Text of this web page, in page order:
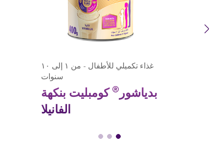
Previous
غذاء تكميلي للأطفال - من ١ إلى ١٠
سنوات
بدياشور ® كومبليت بنكهة
الفانيلا